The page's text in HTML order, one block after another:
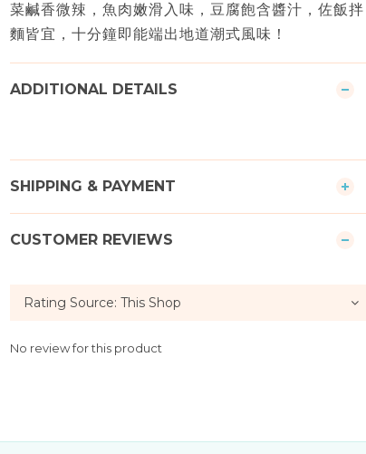
菜鹹香微辣，魚肉嫩滑入味，豆腐飽含醬汁，佐飯拌
麵皆宜，十分鐘即能端出地道潮式風味！
ADDITIONAL DETAILS
SHIPPING & PAYMENT
CUSTOMER REVIEWS
No review for this product